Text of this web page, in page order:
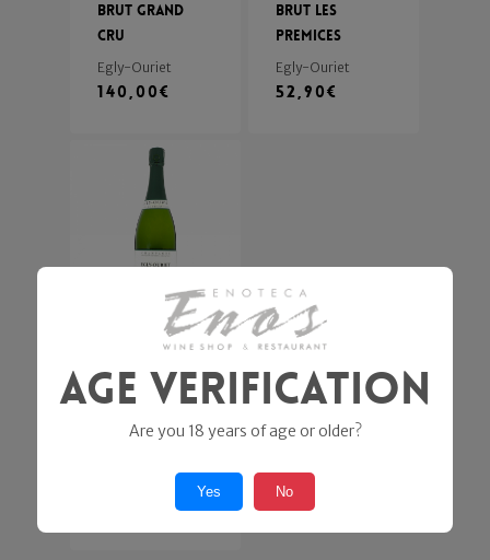
Brut Grand
Cru
Egly-Ouriet
140,00€
Brut Les
Premices
Egly-Ouriet
52,90€
Brut Les Vignes
de Vrigny
Premier cru
“les vignes de
Age Verification
Are you 18 years of age or older?
Yes No